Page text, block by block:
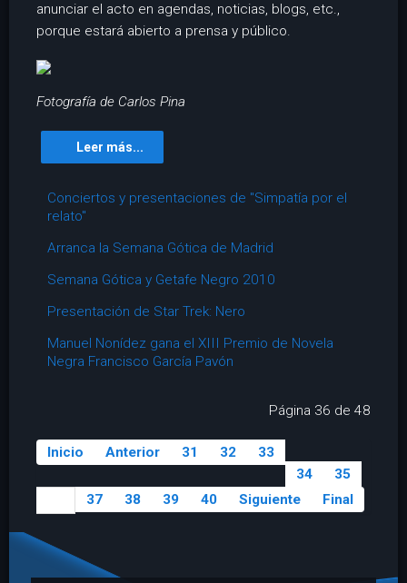
anunciar el acto en agendas, noticias, blogs, etc.,
porque estará abierto a prensa y público.
Fotografía de Carlos Pina
Leer más...
Conciertos y presentaciones de "Simpatía por el
relato"
Arranca la Semana Gótica de Madrid
Semana Gótica y Getafe Negro 2010
Presentación de Star Trek: Nero
Manuel Nonídez gana el XIII Premio de Novela
Negra Francisco García Pavón
Página 36 de 48
Inicio Anterior 31 32
33
34
35
37 38 39 40 Siguiente Final